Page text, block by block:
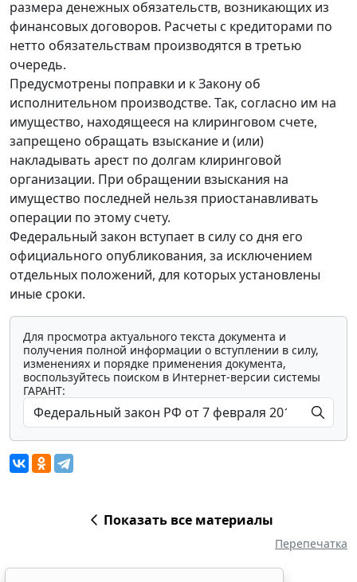
размера денежных обязательств, возникающих из
финансовых договоров. Расчеты с кредиторами по
нетто обязательствам производятся в третью
очередь.
Предусмотрены поправки и к Закону об
исполнительном производстве. Так, согласно им на
имущество, находящееся на клиринговом счете,
запрещено обращать взыскание и (или)
накладывать арест по долгам клиринговой
организации. При обращении взыскания на
имущество последней нельзя приостанавливать
операции по этому счету.
Федеральный закон вступает в силу со дня его
официального опубликования, за исключением
отдельных положений, для которых установлены
иные сроки.
Для просмотра актуального текста документа и
получения полной информации о вступлении в силу,
изменениях и порядке применения документа,
воспользуйтесь поиском в Интернет-версии системы
ГАРАНТ:
Показать все материалы
Перепечатка